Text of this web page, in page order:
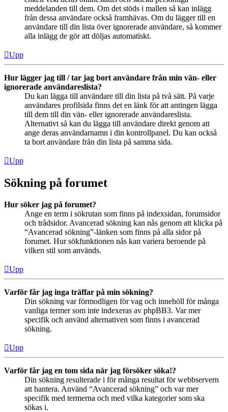
meddelanden till dem. Om det stöds i mallen så kan inlägg
från dessa användare också framhävas. Om du lägger till en
användare till din lista över ignorerade användare, så kommer
alla inlägg de gör att döljas automatiskt.
Upp
Hur lägger jag till / tar jag bort användare från min vän- eller
ignorerade användareslista?
Du kan lägga till användare till din lista på två sätt. På varje
användares profilsida finns det en länk för att antingen lägga
till dem till din vän- eller ignorerade användareslista.
Alternativt så kan du lägga till användare direkt genom att
ange deras användarnamn i din kontrollpanel. Du kan också
ta bort användare från din lista på samma sida.
Upp
Sökning på forumet
Hur söker jag på forumet?
Ange en term i sökrutan som finns på indexsidan, forumsidor
och trådsidor. Avancerad sökning kan nås genom att klicka på
“Avancerad sökning”-länken som finns på alla sidor på
forumet. Hur sökfunktionen nås kan variera beroende på
vilken stil som används.
Upp
Varför får jag inga träffar på min sökning?
Din sökning var förmodligen för vag och innehöll för många
vanliga termer som inte indexeras av phpBB3. Var mer
specifik och använd alternativen som finns i avancerad
sökning.
Upp
Varför får jag en tom sida när jag försöker söka!?
Din sökning resulterade i för många resultat för webbservern
att hantera. Använd “Avancerad sökning” och var mer
specifik med termerna och med vilka kategorier som ska
sökas i.